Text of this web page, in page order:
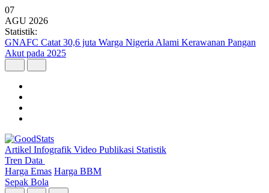
07
AGU 2026
Statistik:
GNAFC Catat 30,6 juta Warga Nigeria Alami Kerawanan Pangan
Akut pada 2025
Artikel Infografik Video Publikasi Statistik
Tren Data
Harga Emas Harga BBM
Sepak Bola